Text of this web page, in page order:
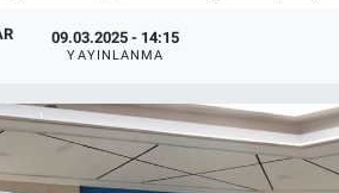
09.03.2025 - 14:15
YAYINLANMA